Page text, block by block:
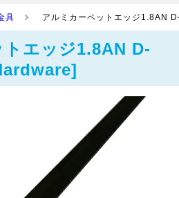
具 アルミカーペットエッジ1.8AN
エッジ1.8AN D-